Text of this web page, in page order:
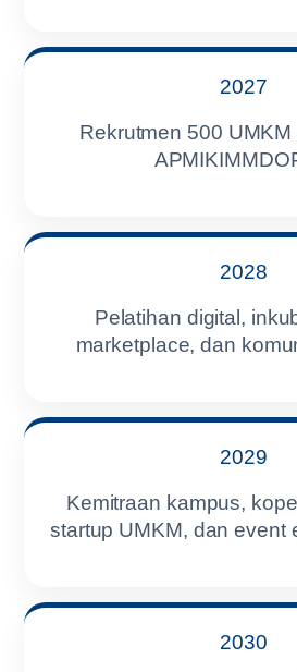
2027
Rekrutmen 500
2028
Pelatihan digital,
marketplace, dan
2029
Kemitraan kampus,
startup UMKM, dan event
2030